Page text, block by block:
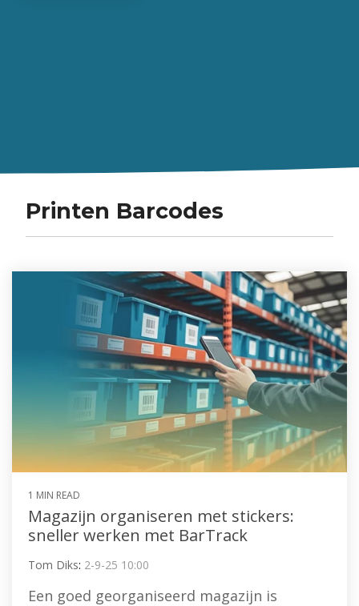
Printen Barcodes
1 MIN READ
Magazijn organiseren met stickers:
sneller werken met BarTrack
Tom Diks: 2-9-25 10:00
Een goed georganiseerd magazijn is